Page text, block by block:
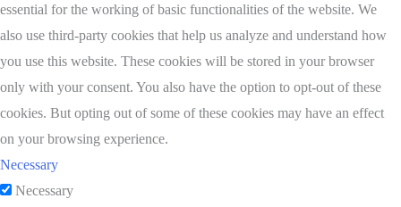
essential for the working of basic functionalities of the website. We
also use third-party cookies that help us analyze and understand how
you use this website. These cookies will be stored in your browser
only with your consent. You also have the option to opt-out of these
cookies. But opting out of some of these cookies may have an effect
on your browsing experience.
Necessary
Necessary